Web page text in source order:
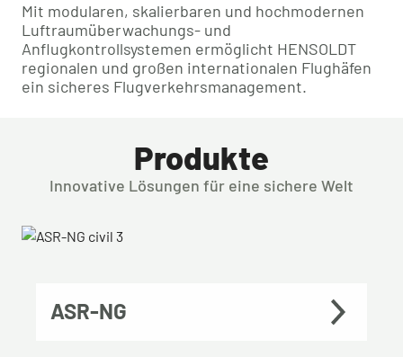
Mit modularen, skalierbaren und hochmodernen
Luftraumüberwachungs- und
Anflugkontrollsystemen ermöglicht HENSOLDT
regionalen und großen internationalen Flughäfen
ein sicheres Flugverkehrsmanagement.
Produkte
Innovative Lösungen für eine sichere Welt
ASR-NG